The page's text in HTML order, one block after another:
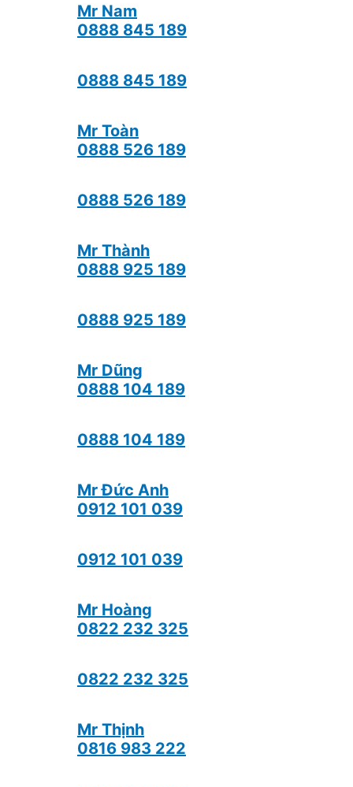
Mr Nam
0888 845 189
0888 845 189
Mr Toàn
0888 526 189
0888 526 189
Mr Thành
0888 925 189
0888 925 189
Mr Dũng
0888 104 189
0888 104 189
Mr Đức Anh
0912 101 039
0912 101 039
Mr Hoàng
0822 232 325
0822 232 325
Mr Thịnh
0816 983 222